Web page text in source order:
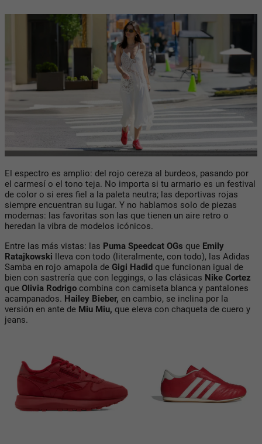
El espectro es amplio: del rojo cereza al burdeos, pasando por
el carmesí o el tono teja. No importa si tu armario es un festival
de color o si eres fiel a la paleta neutra; las deportivas rojas
siempre encuentran su lugar. Y no hablamos solo de piezas
modernas: las favoritas son las que tienen un aire retro o
heredan la vibra de modelos icónicos.
Entre las más vistas: las Puma Speedcat OGs que Emily
Ratajkowski lleva con todo (literalmente, con todo), las Adidas
Samba en rojo amapola de Gigi Hadid que funcionan igual de
bien con sastrería que con leggings, o las clásicas Nike Cortez
que Olivia Rodrigo combina con camiseta blanca y pantalones
acampanados. Hailey Bieber, en cambio, se inclina por la
versión en ante de Miu Miu, que eleva con chaqueta de cuero y
jeans.